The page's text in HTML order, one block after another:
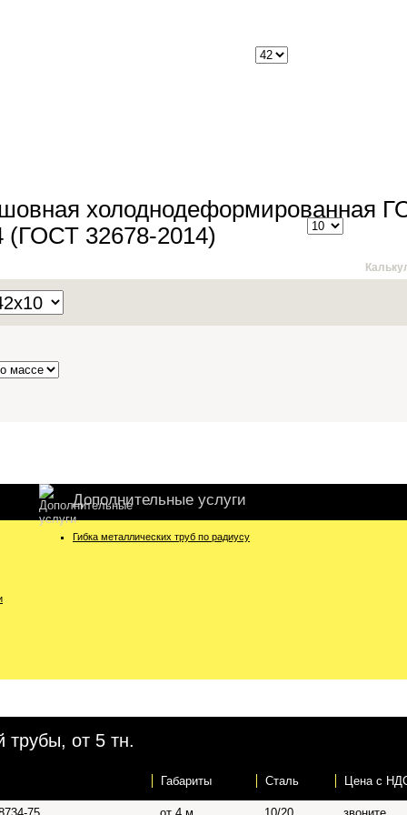
холоднодеформированная
(ГОСТ 32678-2014)
Дополнительные услуги
Гибка металлических труб по радиусу
трубы, от 5 тн.
Габариты Сталь Цена c